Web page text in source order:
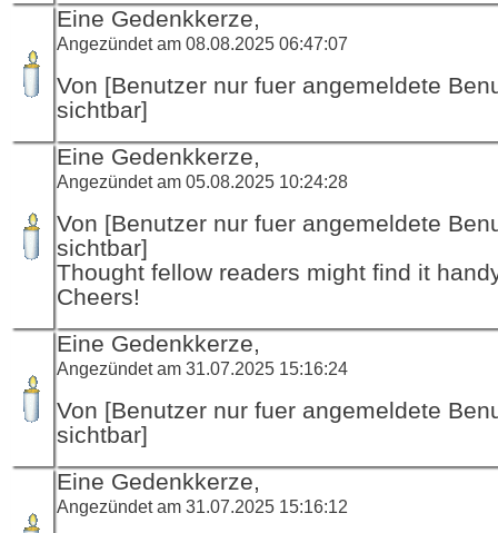
Eine Gedenkkerze,
Angezündet am 08.08.2025 06:47:07
Von [Benutzer nur fuer angemeldete
sichtbar]
Eine Gedenkkerze,
Angezündet am 05.08.2025 10:24:28
Von [Benutzer nur fuer angemeldete
sichtbar]
Thought fellow readers might find it
Cheers!
Eine Gedenkkerze,
Angezündet am 31.07.2025 15:16:24
Von [Benutzer nur fuer angemeldete
sichtbar]
Eine Gedenkkerze,
Angezündet am 31.07.2025 15:16:12